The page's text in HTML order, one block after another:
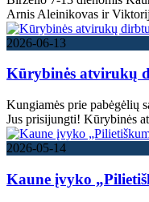
Arnis Aleinikovas ir
2026-06-13
Kūrybinės atvirukų
Kungiamės prie pabėgėlių
Jus prisijungti! Kūrybinės
2026-05-14
Kaune įvyko